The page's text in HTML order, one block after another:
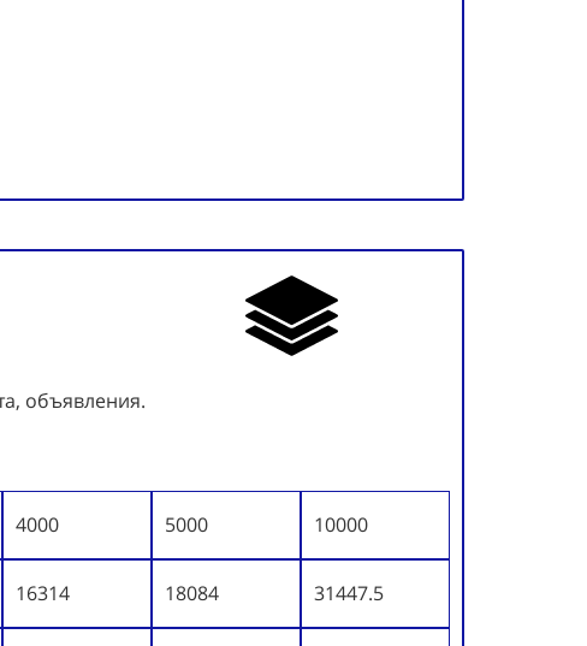
объявления.
4000 5000 10000
16314 18084 31447.5